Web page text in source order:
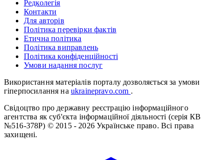
Редколегія
Контакти
Для авторів
Політика перевірки фактів
Етична політика
Політика виправлень
Політика конфіденційності
Умови надання послуг
Використання матеріалів порталу дозволяється за умови
гіперпосилання на ukrainepravo.com .
Свідоцтво про державну реєстрацію інформаційного
агентства як суб'єкта інформаційної діяльності (серія КВ
№516-378Р) © 2015 - 2026 Українське право. Всі права
захищені.